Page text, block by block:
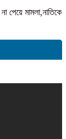
পেয়ে মামলা,নাতিকে